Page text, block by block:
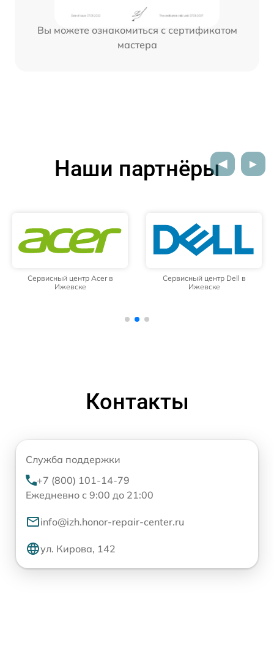
Вы можете ознакомиться с сертификатом
мастера
Наши партнёры
Сервисный центр Acer в
Ижевске
Сервисный центр Dell в
Ижевске
Контакты
Служба поддержки
+7 (800) 101-14-79
Ежедневно с 9:00 до 21:00
info@izh.honor-repair-center.ru
ул. Кирова, 142